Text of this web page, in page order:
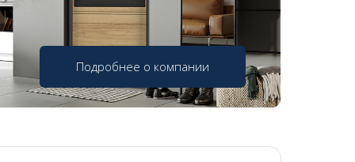
Подробнее о компании